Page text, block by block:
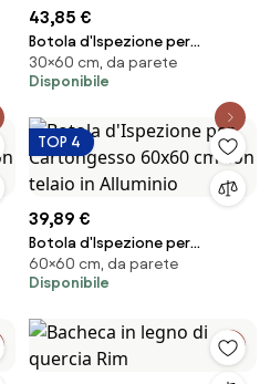
43,85 €
Botola d'Ispezione per
Cartongesso 30x60 cm con
telaio in Alluminio e Guarnizione
30×60 cm, da parete
Disponibile
TOP 4
39,89 €
Botola d'Ispezione per
Cartongesso 60x60 cm con
telaio in Alluminio
60×60 cm, da parete
Disponibile